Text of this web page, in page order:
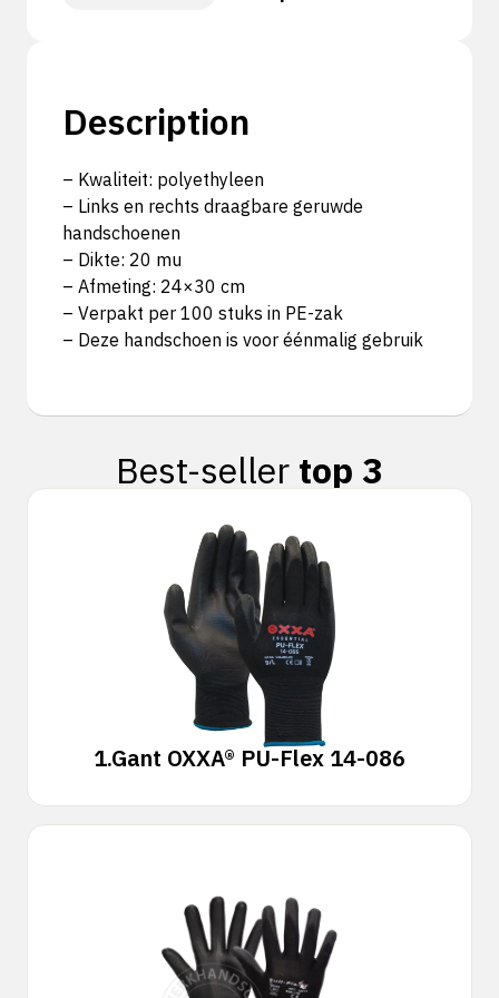
Description
– Kwaliteit: polyethyleen
– Links en rechts draagbare geruwde
handschoenen
– Dikte: 20 mu
– Afmeting: 24×30 cm
– Verpakt per 100 stuks in PE-zak
– Deze handschoen is voor éénmalig gebruik
Best-seller top 3
1.Gant OXXA® PU-Flex 14-086